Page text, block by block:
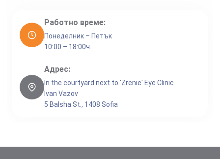
Работно време:
Понеделник – Петък
10:00 – 18:00ч.
Адрес:
In the courtyard next to 'Zrenie' Eye Clinic
Ivan Vazov
5 Balsha St., 1408 Sofia